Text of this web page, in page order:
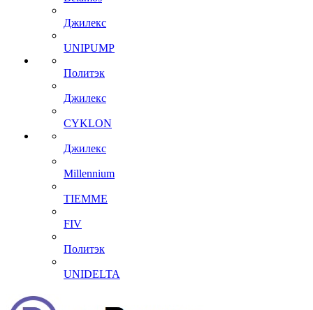
Джилекс
UNIPUMP
Политэк
Джилекс
CYKLON
Джилекс
Millennium
TIEMME
FIV
Политэк
UNIDELTA